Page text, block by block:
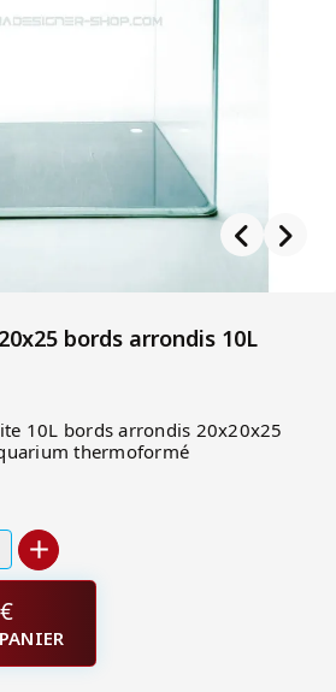
bords arrondis 10L
10L bords arrondis 20x20x25
thermoformé